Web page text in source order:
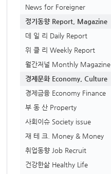
News for Foreigner
정기동향 Report, Magazine
데 일 리 Daily Report
위 클 리 Weekly Report
월간저널 Monthly Magazine
경제문화 Economy, Culture
경제금융 Economy Finance
부 동 산 Property
사회이슈 Society issue
재 테 크. Money & Money
취업동향 Job Recruit
건강한삶 Healthy Life